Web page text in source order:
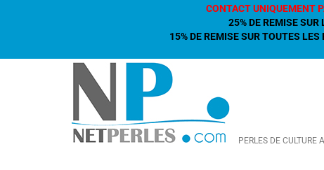
CONTACT UNIQUEMENT
25% DE REMISE SUR
15% DE REMISE SUR TOUTES
PERLES DE CULTURE